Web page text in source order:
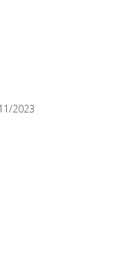
2023